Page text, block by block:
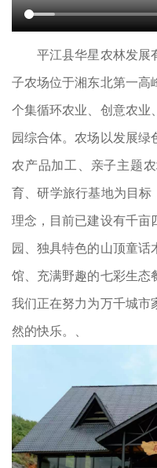
平江县华星农林发展
子农场位于湘东北第一高
个集循环农业、创意农业
园综合体。农场以发展绿
农产品加工、亲子主题
育、研学旅行基地为目标
理念，目前已建设有千亩
园、独具特色的山顶童话
馆、充满野趣的七彩生态
我们正在努力为万千城市
然的快乐。、